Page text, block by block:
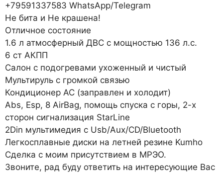
+79591337583 WhatsApp/Telegram
Не бита и Не крашена!
Отличное состояние
1.6 л атмосферный ДВС с мощностью 136 л.с.
6 ст АКПП
Салон с подогревами ухоженный и чистый
Мультируль с громкой связью
Кондиционер АС (заправлен и холодит)
Abs, Esp, 8 AirBag, помощь спуска с горы, 2-х
сторон сигнализация StarLine
2Din мультимедия с Usb/Aux/CD/Bluetooth
Легкосплавные диски на летней резине Kumho
Сделка с моим присутствием в МРЭО.
Звоните, рад буду ответить на интересующие Вас